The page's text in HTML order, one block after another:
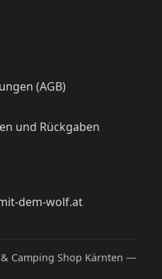
(AGB)
und Rückgaben
dem-wolf.at
& Camping Shop Kärnten —